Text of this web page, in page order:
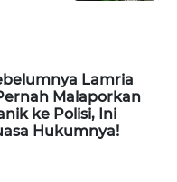
Lamria
Malaporkan
ke Polisi, Ini
Hukumnya!